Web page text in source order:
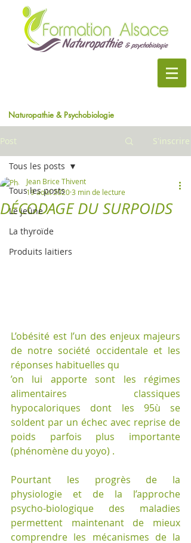
Naturopathie & Psychobiologie
Post S'inscrire
Tous les posts
Le jeûne
La thyroïde
Produits laitiers
Tous les posts
DÉCODAGE DU SURPOIDS
Jean Brice Thivent
19 août 20203 min de lecture
L’obésité est l’un des enjeux majeurs
de notre société occidentale et les
réponses habituelles qu
’on lui apporte sont les régimes
alimentaires classiques
hypocaloriques dont les 95ù se
soldent par un échec avec reprise de
poids parfois plus importante
(phénomène du yoyo) .
Pourtant les progrès de la
physiologie et de la l’approche
psycho-biologique des maladies
permettent maintenant de mieux
comprendre les mécanismes de la